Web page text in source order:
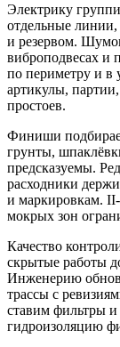
Электрику
отдельные
и резервом.
виброподвесах и
по периметру и в
артикулы,
простоев.
Финиши
грунты,
предсказуемы.
расходники
и маркировкам.
мокрых зон
Качество
скрытые работы
Инженерию
трассы с
ставим фильтры
гидроизоляцию